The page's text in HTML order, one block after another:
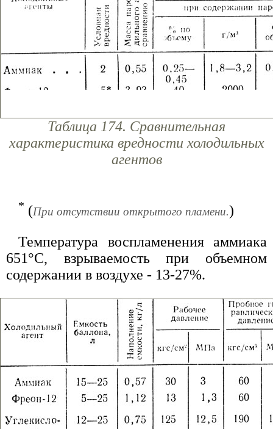
Таблица 174. Сравнительная
характеристика вредности холодильных
агентов
* (При отсутствии открытого пламени.)
Температура воспламенения аммиака
651°С, взрываемость при объемном
содержании в воздухе - 13-27%.